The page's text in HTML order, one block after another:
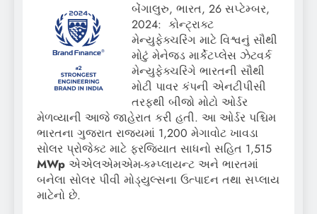
બેંગાલુરુ, ભારત, 26 સપ્ટેમ્બર,
2024: કોન્ટ્રાક્ટ
મેન્યુફેક્ચરિંગ માટે વિશ્વનું સૌથી
મોટું મેનેજ્ડ માર્કેટપ્લેસ ઝેટવર્ક
મેન્યુફેક્ચરિંગે ભારતની સૌથી
મોટી પાવર કંપની એનટીપીસી
તરફથી બીજો મોટો ઓર્ડર
મેળવ્યાની આજે જાહેરાત કરી હતી. આ ઓર્ડર પશ્ચિમ
ભારતના ગુજરાત રાજ્યમાં 1,200 મેગાવોટ ખાવડા
સોલર પ્રોજેક્ટ માટે ફરજિયાત સાધનો સહિત 1,515
MWp એએલએમએમ-કમ્પ્લાયન્ટ અને ભારતમાં
બનેલા સોલર પીવી મોડ્યુલ્સના ઉત્પાદન તથા સપ્લાય
માટેનો છે.